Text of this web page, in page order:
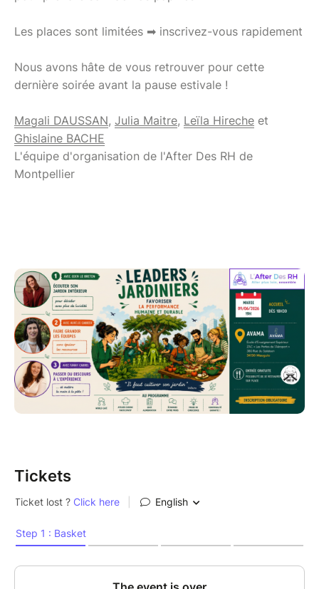
Les places sont limitées ➡ inscrivez-vous rapidement
Nous avons hâte de vous retrouver pour cette
dernière soirée avant la pause estivale !
Magali DAUSSAN, Julia Maitre, Leïla Hireche et
Ghislaine BACHE
L'équipe d'organisation de l'After Des RH de
Montpellier
Tickets